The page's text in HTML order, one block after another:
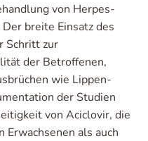
von Herpes-
breite Einsatz des
Schritt zur
der Betroffenen,
wie Lippen-
der Studien
von Aciclovir, die
als auch